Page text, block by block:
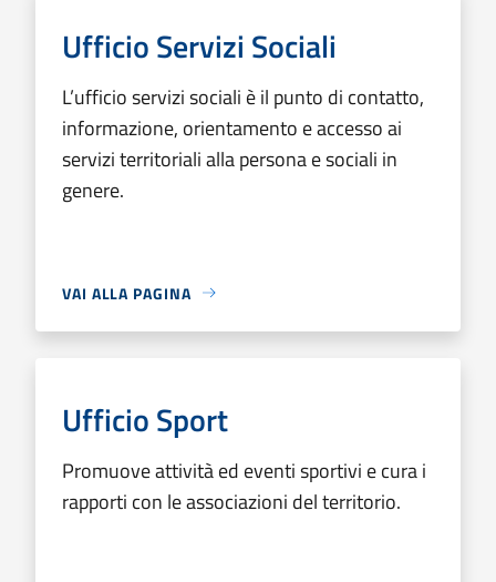
Ufficio Servizi Sociali
L’ufficio servizi sociali è il punto di contatto,
informazione, orientamento e accesso ai
servizi territoriali alla persona e sociali in
genere.
VAI ALLA PAGINA
Ufficio Sport
Promuove attività ed eventi sportivi e cura i
rapporti con le associazioni del territorio.